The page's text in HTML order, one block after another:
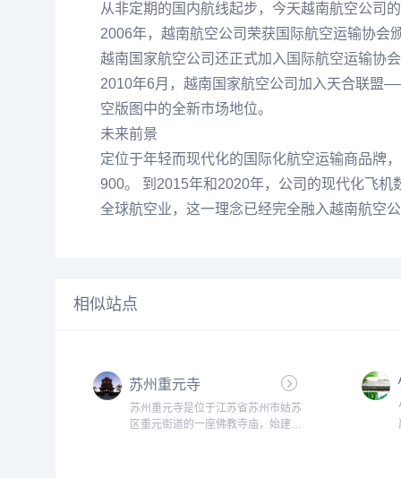
从非定期的国内航线起步，今天越南航空公司
2006年，越南航空公司荣获国际航空运输协会
越南国家航空公司还正式加入国际航空运输协
2010年6月，越南国家航空公司加入天合联盟
空版图中的全新市场地位。
未来前景
定位于年轻而现代化的国际化航空运输商品牌
900。 到2015年和2020年，公司的现代化飞
全球航空业，这一理念已经完全融入越南航空
相似站点
苏州重元寺
苏州重元寺是位于江苏省苏州市姑苏
区重元街道的一座佛教寺庙，始建于